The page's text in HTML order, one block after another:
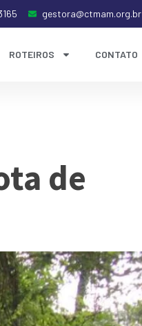
gestora@ctmam.org.br
ROTEIROS CONTATO
de